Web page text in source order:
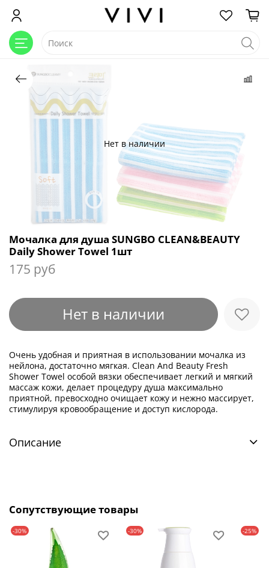
Нет в наличии
Мочалка для душа SUNGBO CLEAN&BEAUTY
Daily Shower Towel 1шт
175 руб
Нет в наличии
Очень удобная и приятная в использовании мочалка из
нейлона, достаточно мягкая. Clean And Beauty Fresh
Shower Towel особой вязки обеспечивает легкий и мягкий
массаж кожи, делает процедуру душа максимально
приятной, превосходно очищает кожу и нежно массирует,
стимулируя кровообращение и доступ кислорода.
Описание
Сопутствующие товары
-30% -30% -25%